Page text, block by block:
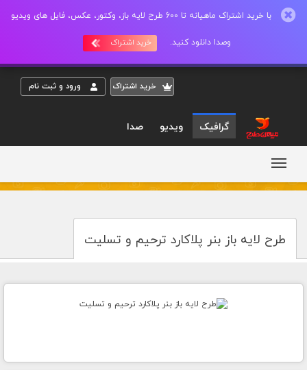
با خرید اشتراک ماهیانه تا 600 طرح لایه باز، وکتور، عکس، فایل های ویدیو
وصدا دانلود کنید. خرید اشتراک
خريد اشتراک ورود و ثبت نام
گرافیک ویدیو صدا
طرح لایه باز بنر پلاکارد ترحیم و تسلیت